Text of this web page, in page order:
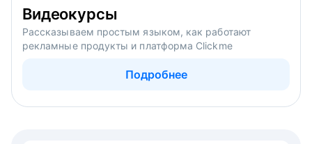
Видеокурсы
Рассказываем простым языком, как работают
рекламные продукты и платформа Clickme
Подробнее